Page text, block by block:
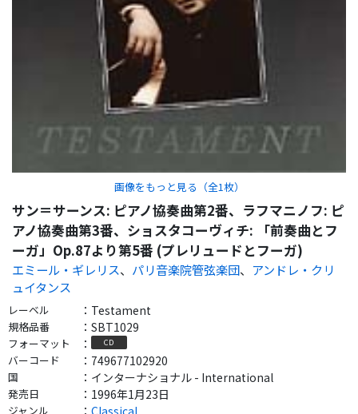
画像をもっと見る（全1 枚）
サン＝サーンス: ピアノ協奏曲第2番、ラフマニノフ: ピ
アノ協奏曲第3番、ショスタコーヴィチ: 「前奏曲とフ
ーガ」Op.87より第5番 (プレリュードとフーガ)
エミール・ギレリス、 パリ音楽院管弦楽団、 アンドレ・クリ
ュイタンス
レーベル ： Testament
規格品番 ： SBT1029
フォーマット ： CD
バーコード ： 749677102920
国 ： インターナショナル - International
発売日 ： 1996年1月23日
ジャンル ： Classical